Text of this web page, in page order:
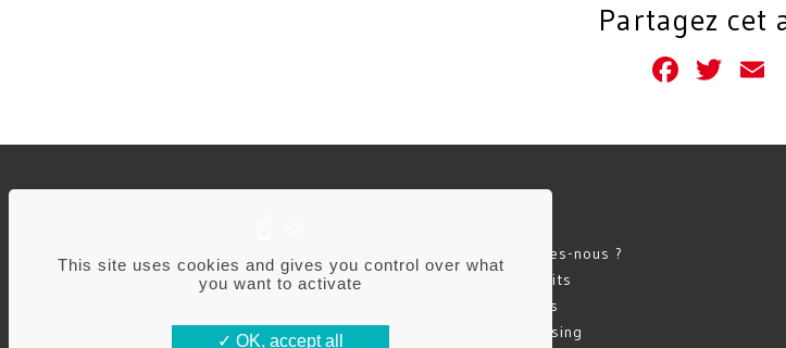
Partagez cet
Qui sommes-nous ?
Nos Produits
Catalogues
Merchandising
This site uses cookies and gives you control over what
you want to activate
OK, accept all